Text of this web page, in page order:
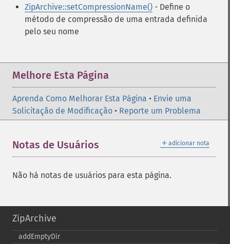
ZipArchive::setCompressionName() - Define o
método de compressão de uma entrada definida
pelo seu nome
Melhore Esta Página
Aprenda Como Melhorar Esta Página • Envie uma
Solicitação de Modificação • Reporte um Problema
＋ adicionar nota
Notas de Usuários
Não há notas de usuários para esta página.
ZipArchive
addEmptyDir